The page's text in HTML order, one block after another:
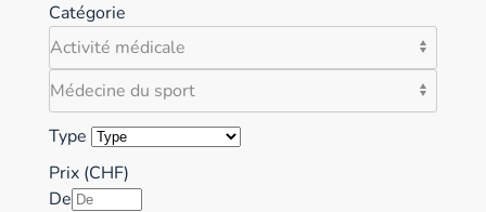
Catégorie
Type
Prix (CHF)
De